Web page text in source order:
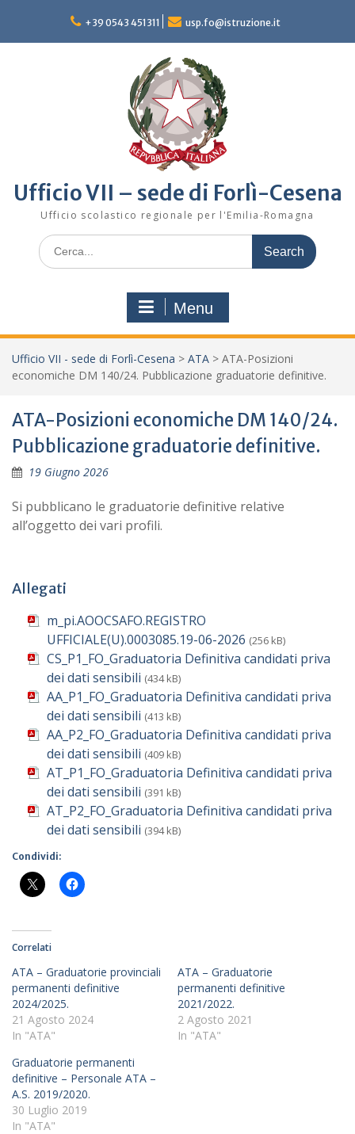
content
+39 0543 451311 usp.fo@istruzione.it
Ufficio VII – sede di Forlì-Cesena
Ufficio scolastico regionale per l'Emilia-Romagna
Search
for:
Menu
Ufficio VII - sede di Forlì-Cesena > ATA > ATA-Posizioni
economiche DM 140/24. Pubblicazione graduatorie definitive.
ATA-Posizioni economiche DM 140/24.
Pubblicazione graduatorie definitive.
19 Giugno 2026
Si pubblicano le graduatorie definitive relative
all’oggetto dei vari profili.
Allegati
m_pi.AOOCSAFO.REGISTRO
UFFICIALE(U).0003085.19-06-2026 (256 kB)
CS_P1_FO_Graduatoria Definitiva candidati priva
dei dati sensibili (434 kB)
AA_P1_FO_Graduatoria Definitiva candidati priva
dei dati sensibili (413 kB)
AA_P2_FO_Graduatoria Definitiva candidati priva
dei dati sensibili (409 kB)
AT_P1_FO_Graduatoria Definitiva candidati priva
dei dati sensibili (391 kB)
AT_P2_FO_Graduatoria Definitiva candidati priva
dei dati sensibili (394 kB)
Condividi:
Correlati
ATA – Graduatorie provinciali
permanenti definitive
2024/2025.
21 Agosto 2024
In "ATA"
ATA – Graduatorie
permanenti definitive
2021/2022.
2 Agosto 2021
In "ATA"
Graduatorie permanenti
definitive – Personale ATA –
A.S. 2019/2020.
30 Luglio 2019
In "ATA"